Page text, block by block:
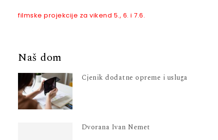
filmske projekcije za vikend 5., 6. i 7.6.
Naš dom
Cjenik dodatne opreme i usluga
Dvorana Ivan Nemet